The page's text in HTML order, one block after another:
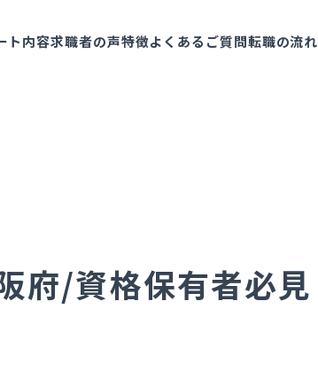
ト内容求職者の声特徴よくあるご質問転職の流れ
府/資格保有者必見